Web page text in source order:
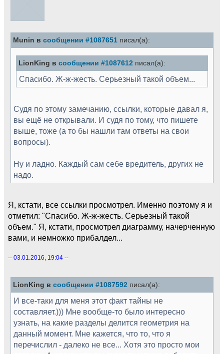
Munin в сообщении #1087651 писал(а):
LionKing в сообщении #1087612 писал(а):
Спасибо. Ж-ж-жесть. Серьезный такой объем...
Судя по этому замечанию, ссылки, которые давал я,
вы ещё не открывали. И судя по тому, что пишете
выше, тоже (а то бы нашли там ответы на свои
вопросы).
Ну и ладно. Каждый сам себе вредитель, других не
надо.
Я, кстати, все ссылки просмотрел. Именно поэтому я и
отметил: "Спасибо. Ж-ж-жесть. Серьезный такой
объем." Я, кстати, просмотрел диаграмму, начерченную
вами, и немножко прибалдел...
-- 03.01.2016, 19:04 --
LionKing в сообщении #1087592 писал(а):
И все-таки для меня этот факт тайны не
составляет.))) Мне вообще-то было интересно
узнать, на какие разделы делится геометрия на
данный момент. Мне кажется, что то, что я
перечислил - далеко не все... Хотя это просто мои